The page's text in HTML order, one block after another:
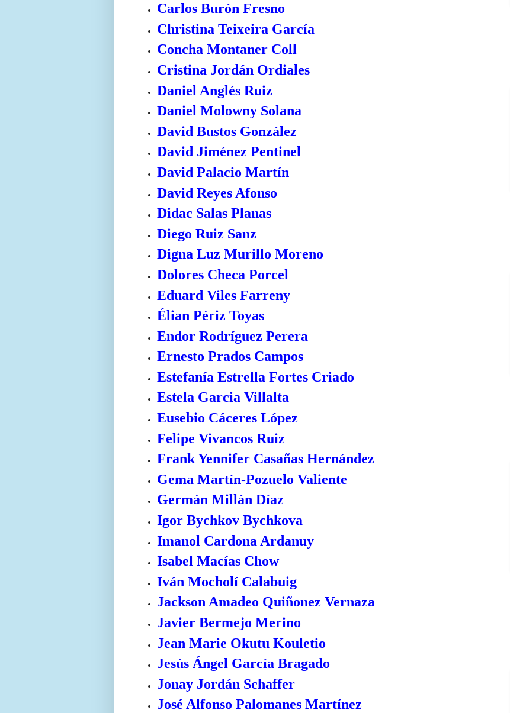
Carlos Burón Fresno
Christina Teixeira García
Concha Montaner Coll
Cristina Jordán Ordiales
Daniel Anglés Ruiz
Daniel Molowny Solana
David Bustos González
David Jiménez Pentinel
David Palacio Martín
David Reyes Afonso
Didac Salas Planas
Diego Ruiz Sanz
Digna Luz Murillo Moreno
Dolores Checa Porcel
Eduard Viles Farreny
Élian Périz Toyas
Endor Rodríguez Perera
Ernesto Prados Campos
Estefanía Estrella Fortes Criado
Estela Garcia Villalta
Eusebio Cáceres López
Felipe Vivancos Ruiz
Frank Yennifer Casañas Hernández
Gema Martín-Pozuelo Valiente
Germán Millán Díaz
Igor Bychkov Bychkova
Imanol Cardona Ardanuy
Isabel Macías Chow
Iván Mocholí Calabuig
Jackson Amadeo Quiñonez Vernaza
Javier Bermejo Merino
Jean Marie Okutu Kouletio
Jesús Ángel García Bragado
Jonay Jordán Schaffer
José Alfonso Palomanes Martínez